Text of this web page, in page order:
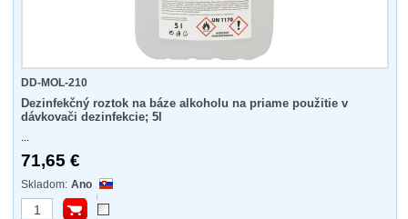
DD-MOL-210
Dezinfekčný roztok na báze alkoholu na priame použitie v
dávkovači dezinfekcie; 5l
...
71,65 €
Ano